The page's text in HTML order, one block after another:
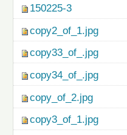
150225-3
copy2_of_1.jpg
copy33_of_.jpg
copy34_of_.jpg
copy_of_2.jpg
copy3_of_1.jpg